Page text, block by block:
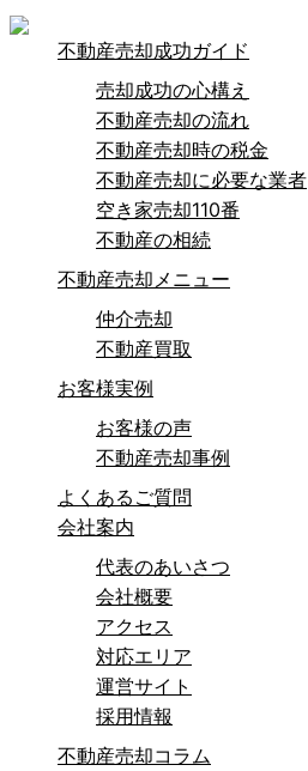
不動産売却成功ガイド
売却成功の心構え
不動産売却の流れ
不動産売却時の税金
不動産売却に必要な業者
空き家売却110番
不動産の相続
不動産売却メニュー
仲介売却
不動産買取
お客様実例
お客様の声
不動産売却事例
よくあるご質問
会社案内
代表のあいさつ
会社概要
アクセス
対応エリア
運営サイト
採用情報
不動産売却コラム